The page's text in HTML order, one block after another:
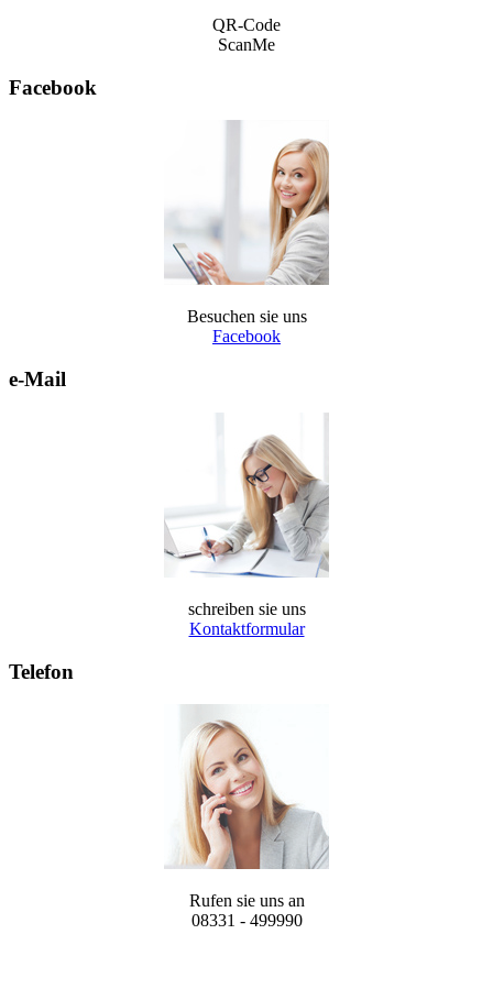
QR-Code
ScanMe
Facebook
Besuchen sie uns
Facebook
e-Mail
schreiben sie uns
Kontaktformular
Telefon
Rufen sie uns an
08331 - 499990